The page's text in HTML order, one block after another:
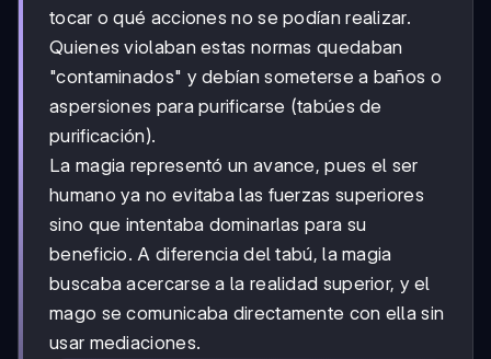
tocar o qué acciones no se podían realizar.
Quienes violaban estas normas quedaban
"contaminados" y debían someterse a baños o
aspersiones para purificarse (tabúes de
purificación).
La magia representó un avance, pues el ser
humano ya no evitaba las fuerzas superiores
sino que intentaba dominarlas para su
beneficio. A diferencia del tabú, la magia
buscaba acercarse a la realidad superior, y el
mago se comunicaba directamente con ella sin
usar mediaciones.